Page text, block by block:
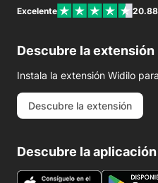
Excelente
Descubre la extensión
Instala la extensión Widilo
Descubre la extensión
Descubre la